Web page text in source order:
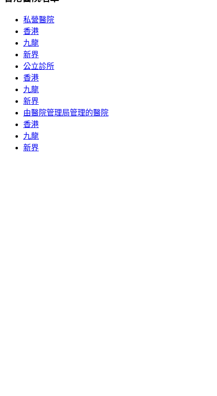
私營醫院
香港
九龍
新界
公立診所
香港
九龍
新界
由醫院管理局管理的醫院
香港
九龍
新界